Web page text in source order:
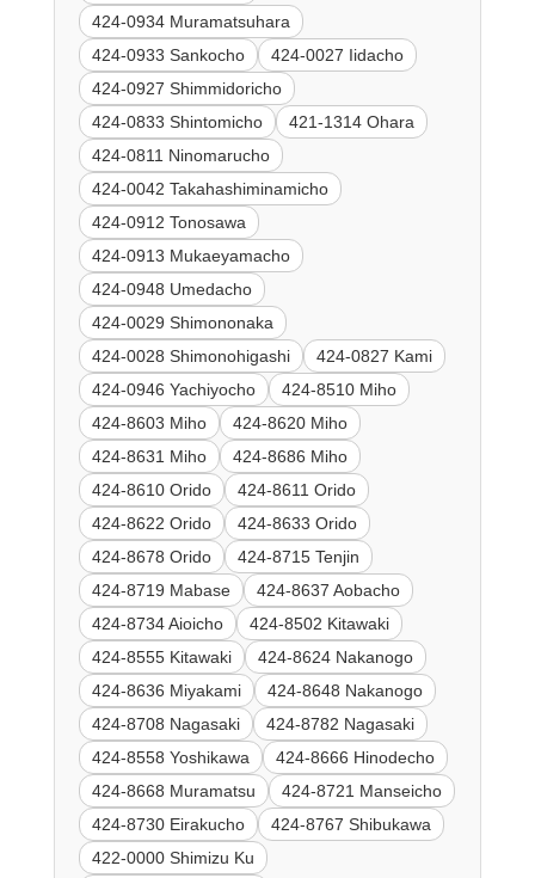
424-0934 Muramatsuhara
424-0933 Sankocho
424-0027 Iidacho
424-0927 Shimmidoricho
424-0833 Shintomicho
421-1314 Ohara
424-0811 Ninomarucho
424-0042 Takahashiminamicho
424-0912 Tonosawa
424-0913 Mukaeyamacho
424-0948 Umedacho
424-0029 Shimononaka
424-0028 Shimonohigashi
424-0827 Kami
424-0946 Yachiyocho
424-8510 Miho
424-8603 Miho
424-8620 Miho
424-8631 Miho
424-8686 Miho
424-8610 Orido
424-8611 Orido
424-8622 Orido
424-8633 Orido
424-8678 Orido
424-8715 Tenjin
424-8719 Mabase
424-8637 Aobacho
424-8734 Aioicho
424-8502 Kitawaki
424-8555 Kitawaki
424-8624 Nakanogo
424-8636 Miyakami
424-8648 Nakanogo
424-8708 Nagasaki
424-8782 Nagasaki
424-8558 Yoshikawa
424-8666 Hinodecho
424-8668 Muramatsu
424-8721 Manseicho
424-8730 Eirakucho
424-8767 Shibukawa
422-0000 Shimizu Ku